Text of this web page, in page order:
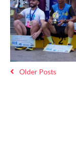
Older Posts